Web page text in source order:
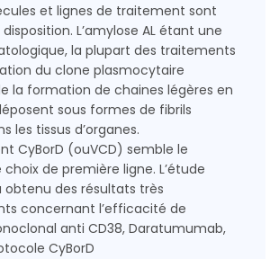
et lignes de traitement sont
L’amylose AL étant une
la plupart des traitements
du clone plasmocytaire
la formation de chaines légères en
sous formes de fibrils
les tissus d’organes.
CyBorD (ouVCD) semble le
de première ligne. L’étude
obtenu des résultats très
concernant l’efficacité de
anti CD38, Daratumumab,
CyBorD